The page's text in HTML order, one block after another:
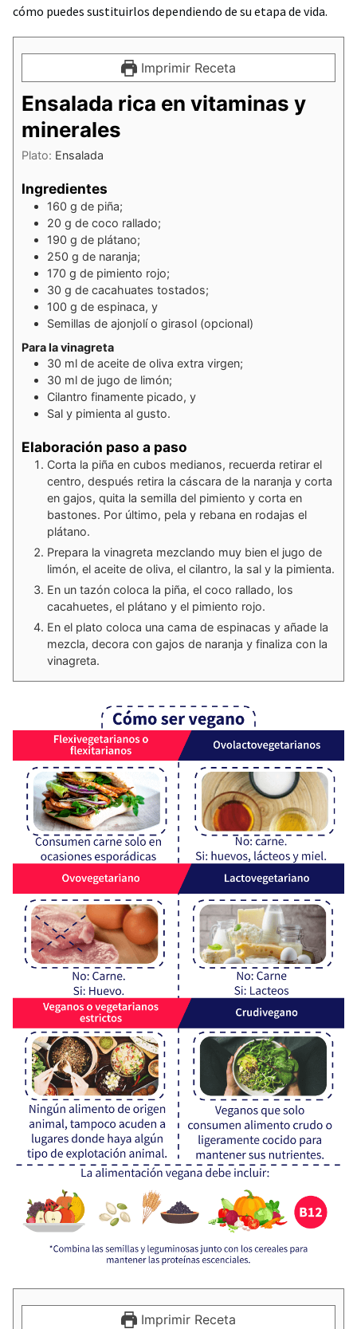
cómo puedes sustituirlos dependiendo de su etapa de vida.
Imprimir Receta
Ensalada rica en vitaminas y
minerales
Plato: Ensalada
Ingredientes
160 g de piña;
20 g de coco rallado;
190 g de plátano;
250 g de naranja;
170 g de pimiento rojo;
30 g de cacahuates tostados;
100 g de espinaca, y
Semillas de ajonjolí o girasol (opcional)
Para la vinagreta
30 ml de aceite de oliva extra virgen;
30 ml de jugo de limón;
Cilantro finamente picado, y
Sal y pimienta al gusto.
Elaboración paso a paso
Corta la piña en cubos medianos, recuerda retirar el
centro, después retira la cáscara de la naranja y corta
en gajos, quita la semilla del pimiento y corta en
bastones. Por último, pela y rebana en rodajas el
plátano.
Prepara la vinagreta mezclando muy bien el jugo de
limón, el aceite de oliva, el cilantro, la sal y la pimienta.
En un tazón coloca la piña, el coco rallado, los
cacahuetes, el plátano y el pimiento rojo.
En el plato coloca una cama de espinacas y añade la
mezcla, decora con gajos de naranja y finaliza con la
vinagreta.
Imprimir Receta